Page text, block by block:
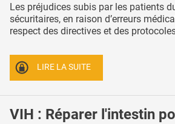
Les préjudices subis par les patients
sécuritaires, en raison d’erreurs
respect des directives et des
LIRE LA SUITE
VIH : Réparer l'intestin